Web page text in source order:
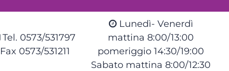
Tel. 0573/531797
Fax 0573/531211
Lunedì- Venerdì
mattina 8:00/13:00
pomeriggio 14:30/19:00
Sabato mattina 8:00/12:30